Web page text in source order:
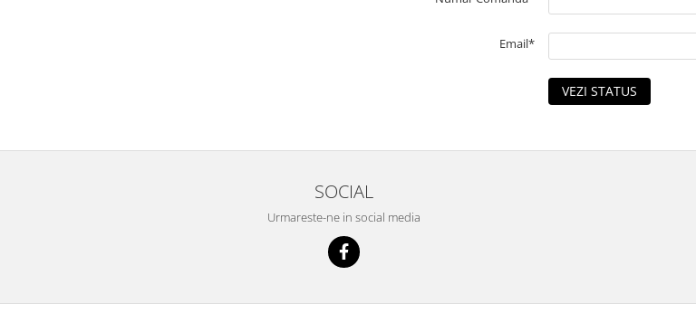
Email*
VEZI STATUS
SOCIAL
Urmareste-ne in social media